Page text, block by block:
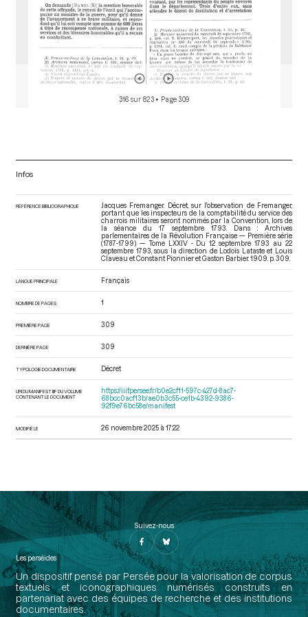
316 sur 823 • Page 309
Infos
RÉFÉRENCE BIBLIOGRAPHIQUE
Jacques Fremanger. Décret, sur l'observation de Fremanger,
portant que les inspecteurs de la comptabilité du service des
charrois militaires seront nommés par la Convention, lors de
la séance du 17 septembre 1793. Dans : Archives
parlementaires de la Révolution Française — Première série
(1787-1799) — Tome LXXIV - Du 12 septembre 1793 au 22
septembre 1793 , sous la direction de Lodoïs Lataste et Louis
Claveau et Constant Pionnier et Gaston Barbier. 1909. p. 309.
LANGUE PRINCIPALE Français
NOMBRE DE PAGES 1
PREMIÈRE PAGE 309
DERNIÈRE PAGE 309
TYPOLOGIE DOCUMENTAIRE Décret
URI DU MANIFEST IIIF DU VOLUME
CONTENANT LE DOCUMENT
https://iiif.persee.fr/b0e2cf11-597c-427d-8ac7-
68bcc0acf13b/ae0b3c55-ce1b-4392-9386-
92f9e76bc58e/manifest
MODIFIÉ LE 26 novembre 2025 à 17:22
Suivez-nous
Les perséides
Un dispositif pensé par Persée pour la valorisation de corpus
textuels et iconographiques numérisés construits en
partenariat avec des équipes de recherche et des institutions
documentaires.